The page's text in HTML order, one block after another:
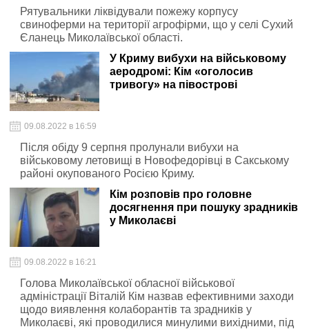
Рятувальники ліквідували пожежу корпусу
свиноферми на території агрофірми, що у селі Сухий
Єланець Миколаївської області.
У Криму вибухи на військовому
аеродромі: Кім «оголосив
тривогу» на півострові
09.08.2022 в 16:59
Після обіду 9 серпня пролунали вибухи на
військовому летовищі в Новофедорівці в Сакському
районі окупованого Росією Криму.
Кім розповів про головне
досягнення при пошуку зрадників
у Миколаєві
09.08.2022 в 16:21
Голова Миколаївської обласної військової
адміністрації Віталій Кім назвав ефективними заходи
щодо виявлення колаборантів та зрадників у
Миколаєві, які проводилися минулими вихідними, під